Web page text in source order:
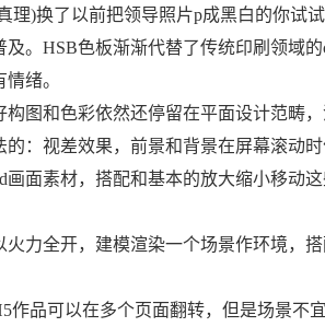
理)换了以前把领导照片p成黑白的你
。HSB色板渐渐代替了传统印刷领域
绪。
和色彩依然还停留在平面设计范畴，
：视差效果，前景和背景在屏幕滚动时
素材，搭配和基本的放大缩小移动这
全开，建模渲染一个场景作环境，
品可以在多个页面翻转，但是场景不宜